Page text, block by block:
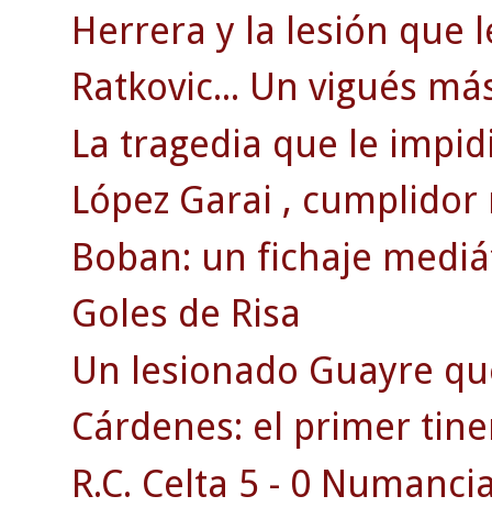
Herrera y la lesión que
Ratkovic... Un vigués
La tragedia que le
López Garai ,
Boban: un fichaje
Goles de Risa
Un lesionado Guayre
Cárdenes: el primer
R.C. Celta 5 - 0